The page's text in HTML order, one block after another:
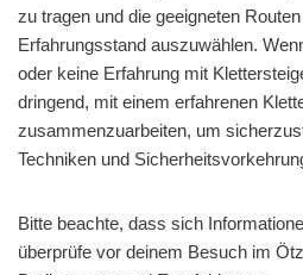
zu tragen und die geeigneten
Erfahrungsstand auszuwählen.
oder keine Erfahrung mit
dringend, mit einem erfahrenen
zusammenzuarbeiten, um
Techniken und
Bitte beachte, dass sich
überprüfe vor deinem Besuch im